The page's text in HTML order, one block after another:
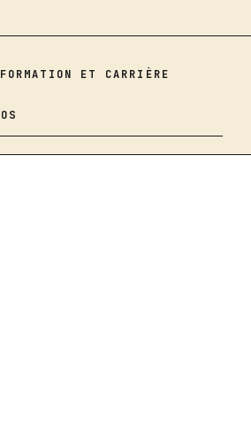
FORMATION ET CARRIÈRE